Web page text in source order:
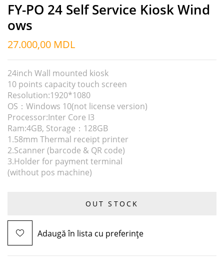
FY-PO 24 Self Service Kiosk Wind
Ows
27.000,00 MDL
24inch Wall mounted kiosk
10 points capacity touch screen
Resolution:1920*1080
OS：Windows 10(not license version)
Processor:Inter Core I3
Ram:4GB, Storage：128GB
1.58mm Thermal receipt printer
2.Scanner (barcode & QR code)
3.Holder for payment terminal
(without pos machine)
OUT STOCK
Adaugă în lista cu preferințe